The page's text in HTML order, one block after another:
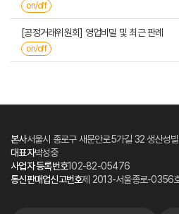
on/off
[공정거래위원회] 영업비밀 및 최근 판례
on/off
본사서울시 종로구 새문안로5가길 32 생산성
대표자박성중
사업자 등록번호102-82-05476
통신판매업신고번호제 2013-서울종로-0356